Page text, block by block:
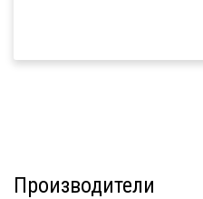
Производители